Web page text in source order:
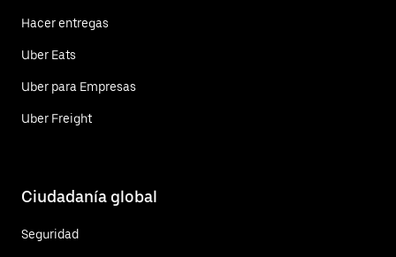
Hacer entregas
Uber Eats
Uber para Empresas
Uber Freight
Ciudadanía global
Seguridad